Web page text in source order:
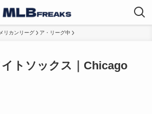
リカンリーグ ア・リーグ中
トソックス｜Chicago